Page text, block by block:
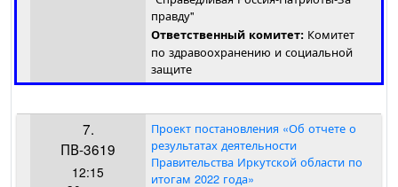
правду"
Ответственный комитет: Комитет
по здравоохранению и социальной
защите
7.
ПВ-3619
12:15
Проект постановления «Об отчете о
результатах деятельности
Правительства Иркутской области по
итогам 2022 года»